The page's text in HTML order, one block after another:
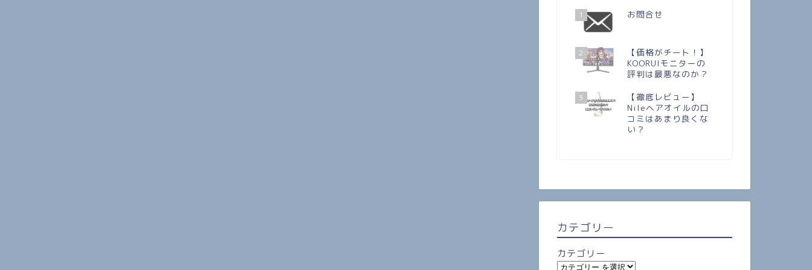
1 お問合せ
2
【価格がチート！】
KOORUIモニターの
評判は最悪なのか？
3
【徹底レビュー】
Nileヘアオイルの口
コミはあまり良くな
い？
カテゴリー
カテゴリー